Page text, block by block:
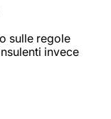
sulle regole
invece